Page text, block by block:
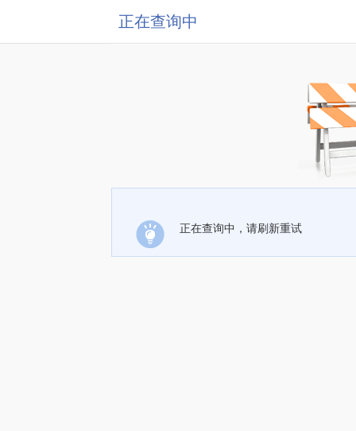
正在查询中
正在查询中，请刷新重试